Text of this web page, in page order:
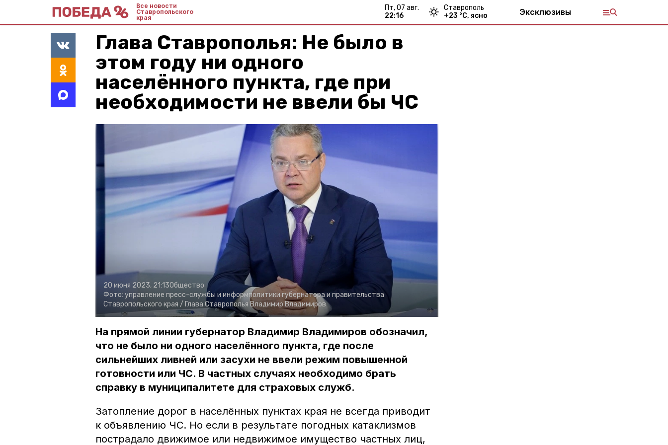
Все новости
Ставропольского
края
пт, 07 авг.
22:16
Ставрополь
+23 °С, ясно Эксклюзивы
Глава Ставрополья: Не было в
этом году ни одного
населённого пункта, где при
необходимости не ввели бы ЧС
20 июня 2023, 21:13Общество
Фото: управление пресс-службы и информполитики губернатора и правительства
Ставропольского края / Глава Ставрополья Владимир Владимиров
На прямой линии губернатор Владимир Владимиров обозначил,
что не было ни одного населённого пункта, где после
сильнейших ливней или засухи не ввели режим повышенной
готовности или ЧС. В частных случаях необходимо брать
справку в муниципалитете для страховых служб.
Затопление дорог в населённых пунктах края не всегда приводит
к объявлению ЧС. Но если в результате погодных катаклизмов
пострадало движимое или недвижимое имущество частных лиц,